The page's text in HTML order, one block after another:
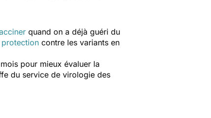
quand on a déjà guéri du
contre les variants en
pour mieux évaluer la
du service de virologie des